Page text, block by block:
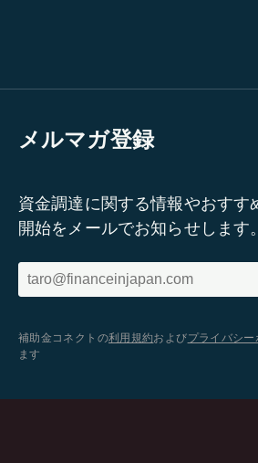
メルマガ登録
資金調達に関する情報やおすす
開始をメールでお知らせします。
補助金コネクトの利用規約およびプライバシー
ます